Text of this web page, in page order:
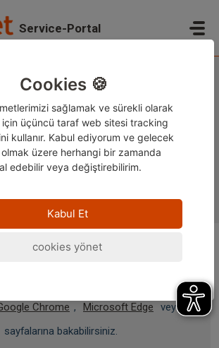
Service-Portal
(EU) 2025/40
geri dönüşüm
– (EU)
anda yalnızca Almanca ve İngilizce olarak
yerleşik çeviri özelliğini kullanabilirsiniz.
Chrome , Microsoft Edge
veya
sayfalarına bakabilirsiniz.
Cookies 🍪
sağlamak ve sürekli olarak
üçüncü taraf web sitesi tracking
kullanır. Kabul ediyorum ve gelecek
üzere herhangi bir zamanda
edebilir veya değiştirebilirim.
Kabul Et
cookies yönet